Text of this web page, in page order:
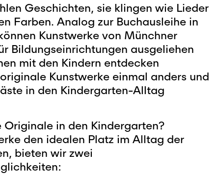
Geschichten, sie klingen wie Lieder
Farben. Analog zur Buchausleihe in
Kunstwerke von Münchner
Bildungseinrichtungen ausgeliehen
mit den Kindern entdecken
Kunstwerke einmal anders und
in den Kindergarten-Alltag
Originale in den Kindergarten?
den idealen Platz im Alltag der
bieten wir zwei